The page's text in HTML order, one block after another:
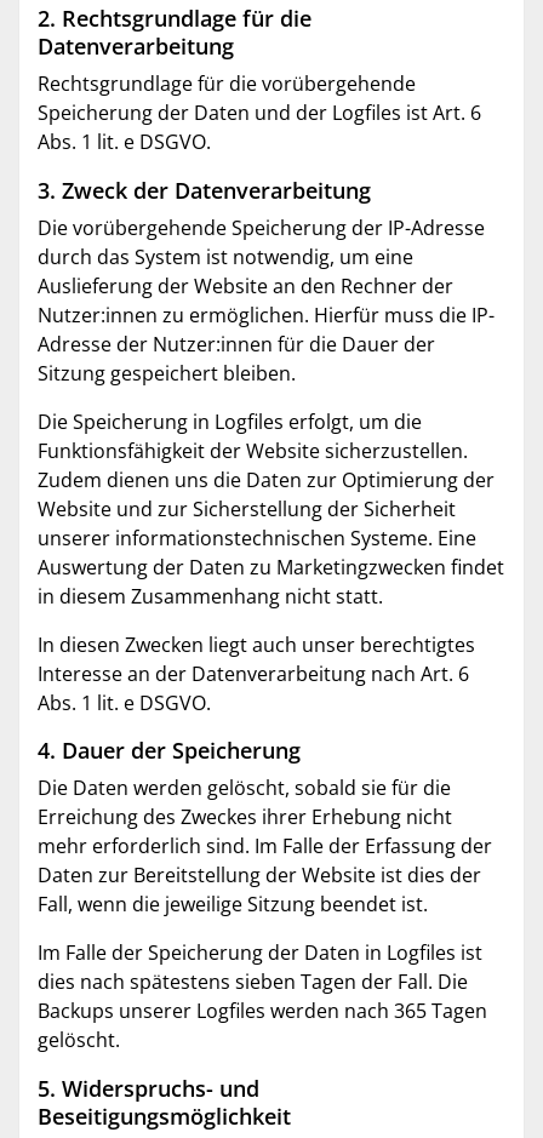
2. Rechtsgrundlage für die
Datenverarbeitung
Rechtsgrundlage für die vorübergehende
Speicherung der Daten und der Logfiles ist Art. 6
Abs. 1 lit. e DSGVO.
3. Zweck der Datenverarbeitung
Die vorübergehende Speicherung der IP-Adresse
durch das System ist notwendig, um eine
Auslieferung der Website an den Rechner der
Nutzer:innen zu ermöglichen. Hierfür muss die IP-
Adresse der Nutzer:innen für die Dauer der
Sitzung gespeichert bleiben.
Die Speicherung in Logfiles erfolgt, um die
Funktionsfähigkeit der Website sicherzustellen.
Zudem dienen uns die Daten zur Optimierung der
Website und zur Sicherstellung der Sicherheit
unserer informationstechnischen Systeme. Eine
Auswertung der Daten zu Marketingzwecken findet
in diesem Zusammenhang nicht statt.
In diesen Zwecken liegt auch unser berechtigtes
Interesse an der Datenverarbeitung nach Art. 6
Abs. 1 lit. e DSGVO.
4. Dauer der Speicherung
Die Daten werden gelöscht, sobald sie für die
Erreichung des Zweckes ihrer Erhebung nicht
mehr erforderlich sind. Im Falle der Erfassung der
Daten zur Bereitstellung der Website ist dies der
Fall, wenn die jeweilige Sitzung beendet ist.
Im Falle der Speicherung der Daten in Logfiles ist
dies nach spätestens sieben Tagen der Fall. Die
Backups unserer Logfiles werden nach 365 Tagen
gelöscht.
5. Widerspruchs- und
Beseitigungsmöglichkeit